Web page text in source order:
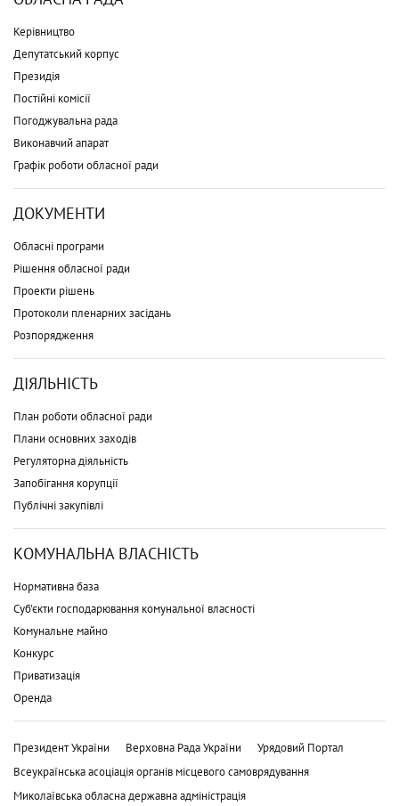
Керівництво
Депутатський корпус
Президія
Постійні комісії
Погоджувальна рада
Виконавчий апарат
Графік роботи обласної ради
ДОКУМЕНТИ
Обласні програми
Рішення обласної ради
Проекти рішень
Протоколи пленарних засідань
Розпорядження
ДІЯЛЬНІСТЬ
План роботи обласної ради
Плани основних заходів
Регуляторна діяльність
Запобігання корупції
Публічні закупівлі
КОМУНАЛЬНА ВЛАСНІСТЬ
Нормативна база
Суб'єкти господарювання комунальної власності
Комунальне майно
Конкурс
Приватизація
Оренда
Президент України Верховна Рада України
Урядовий Портал
Всеукраїнська асоціація органів місцевого самоврядування
Миколаївська обласна державна адміністрація